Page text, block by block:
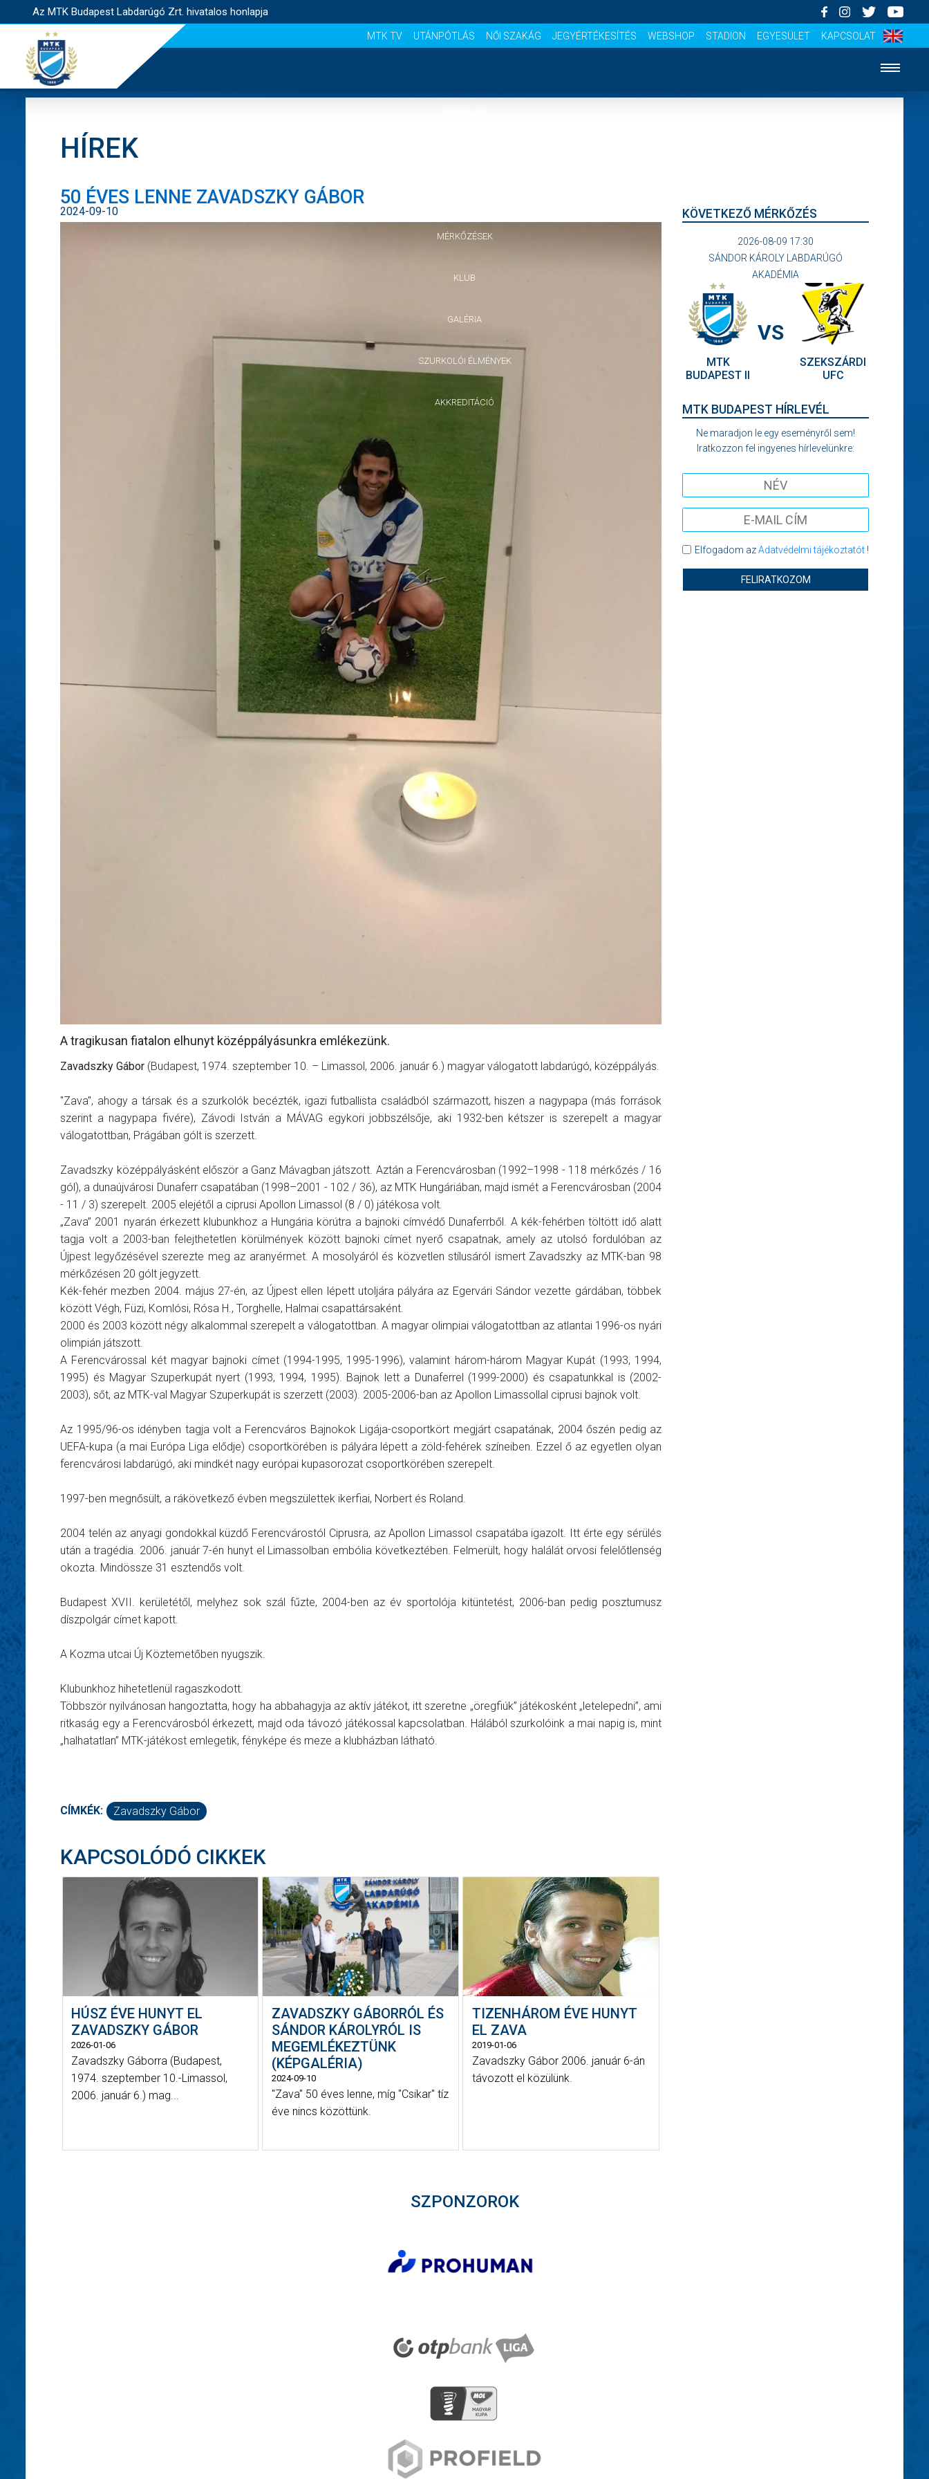
Az MTK Budapest Labdarúgó Zrt. hivatalos honlapja
MTK TV UTÁNPÓTLÁS NŐI SZAKÁG JEGYÉRTÉKESÍTÉS WEBSHOP STADION EGYESÜLET KAPCSOLAT
MÉRKŐZÉSEK
KLUB
GALÉRIA
SZURKOLÓI ÉLMÉNYEK
AKKREDITÁCIÓ
HÍREK
50 ÉVES LENNE ZAVADSZKY GÁBOR
2024-09-10
A tragikusan fiatalon elhunyt középpályásunkra emlékezünk.
Zavadszky Gábor (Budapest, 1974. szeptember 10. – Limassol, 2006. január 6.) magyar válogatott labdarúgó, középpályás.
"Zava", ahogy a társak és a szurkolók becézték, igazi futballista családból származott, hiszen a nagypapa (más források
szerint a nagypapa fivére), Závodi István a MÁVAG egykori jobbszélsője, aki 1932-ben kétszer is szerepelt a magyar
válogatottban, Prágában gólt is szerzett.
Zavadszky középpályásként először a Ganz Mávagban játszott. Aztán a Ferencvárosban (1992–1998 - 118 mérkőzés / 16
gól), a dunaújvárosi Dunaferr csapatában (1998–2001 - 102 / 36), az MTK Hungáriában, majd ismét a Ferencvárosban (2004
- 11 / 3) szerepelt. 2005 elejétől a ciprusi Apollon Limassol (8 / 0) játékosa volt.
„Zava” 2001 nyarán érkezett klubunkhoz a Hungária körútra a bajnoki címvédő Dunaferrből. A kék-fehérben töltött idő alatt
tagja volt a 2003-ban felejthetetlen körülmények között bajnoki címet nyerő csapatnak, amely az utolsó fordulóban az
Újpest legyőzésével szerezte meg az aranyérmet. A mosolyáról és közvetlen stílusáról ismert Zavadszky az MTK-ban 98
mérkőzésen 20 gólt jegyzett.
Kék-fehér mezben 2004. május 27-én, az Újpest ellen lépett utoljára pályára az Egervári Sándor vezette gárdában, többek
között Végh, Füzi, Komlósi, Rósa H., Torghelle, Halmai csapattársaként.
2000 és 2003 között négy alkalommal szerepelt a válogatottban. A magyar olimpiai válogatottban az atlantai 1996-os nyári
olimpián játszott.
A Ferencvárossal két magyar bajnoki címet (1994-1995, 1995-1996), valamint három-három Magyar Kupát (1993, 1994,
1995) és Magyar Szuperkupát nyert (1993, 1994, 1995). Bajnok lett a Dunaferrel (1999-2000) és csapatunkkal is (2002-
2003), sőt, az MTK-val Magyar Szuperkupát is szerzett (2003). 2005-2006-ban az Apollon Limassollal ciprusi bajnok volt.
Az 1995/96-os idényben tagja volt a Ferencváros Bajnokok Ligája-csoportkört megjárt csapatának, 2004 őszén pedig az
UEFA-kupa (a mai Európa Liga elődje) csoportkörében is pályára lépett a zöld-fehérek színeiben. Ezzel ő az egyetlen olyan
ferencvárosi labdarúgó, aki mindkét nagy európai kupasorozat csoportkörében szerepelt.
1997-ben megnősült, a rákövetkező évben megszülettek ikerfiai, Norbert és Roland.
2004 telén az anyagi gondokkal küzdő Ferencvárostól Ciprusra, az Apollon Limassol csapatába igazolt. Itt érte egy sérülés
után a tragédia. 2006. január 7-én hunyt el Limassolban embólia következtében. Felmerült, hogy halálát orvosi felelőtlenség
okozta. Mindössze 31 esztendős volt.
Budapest XVII. kerületétől, melyhez sok szál fűzte, 2004-ben az év sportolója kitüntetést, 2006-ban pedig posztumusz
díszpolgár címet kapott.
A Kozma utcai Új Köztemetőben nyugszik.
Klubunkhoz hihetetlenül ragaszkodott.
Többször nyilvánosan hangoztatta, hogy ha abbahagyja az aktív játékot, itt szeretne „öregfiúk” játékosként „letelepedni”, ami
ritkaság egy a Ferencvárosból érkezett, majd oda távozó játékossal kapcsolatban. Hálából szurkolóink a mai napig is, mint
„halhatatlan” MTK-játékost emlegetik, fényképe és meze a klubházban látható.
CÍMKÉK: Zavadszky Gábor
KAPCSOLÓDÓ CIKKEK
HÚSZ ÉVE HUNYT EL
ZAVADSZKY GÁBOR
2026-01-06
Zavadszky Gáborra (Budapest,
1974. szeptember 10.-Limassol,
2006. január 6.) mag...
ZAVADSZKY GÁBORRÓL ÉS
SÁNDOR KÁROLYRÓL IS
MEGEMLÉKEZTÜNK
(KÉPGALÉRIA)
2024-09-10
"Zava" 50 éves lenne, míg "Csikar" tíz
éve nincs közöttünk.
TIZENHÁROM ÉVE HUNYT
EL ZAVA
2019-01-06
Zavadszky Gábor 2006. január 6-án
távozott el közülünk.
KÖVETKEZŐ MÉRKŐZÉS
2026-08-09 17:30
SÁNDOR KÁROLY LABDARÚGÓ
AKADÉMIA
MTK
BUDAPEST II
VS
SZEKSZÁRDI
UFC
MTK BUDAPEST HÍRLEVÉL
Ne maradjon le egy eseményről sem!
Iratkozzon fel ingyenes hírlevelünkre:
Elfogadom azAdatvédelmi tájékoztatót!
FELIRATKOZOM
SZPONZOROK